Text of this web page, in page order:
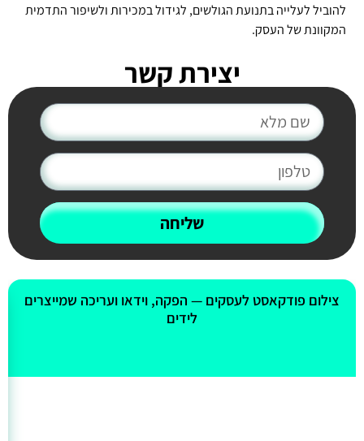
להוביל לעלייה בתנועת הגולשים, לגידול במכירות ולשיפור התדמית
המקוונת של העסק.
יצירת קשר
שליחה
אולי יעניין אותך גם
צילום פודקאסט לעסקים — הפקה, וידאו ועריכה שמייצרים
לידים